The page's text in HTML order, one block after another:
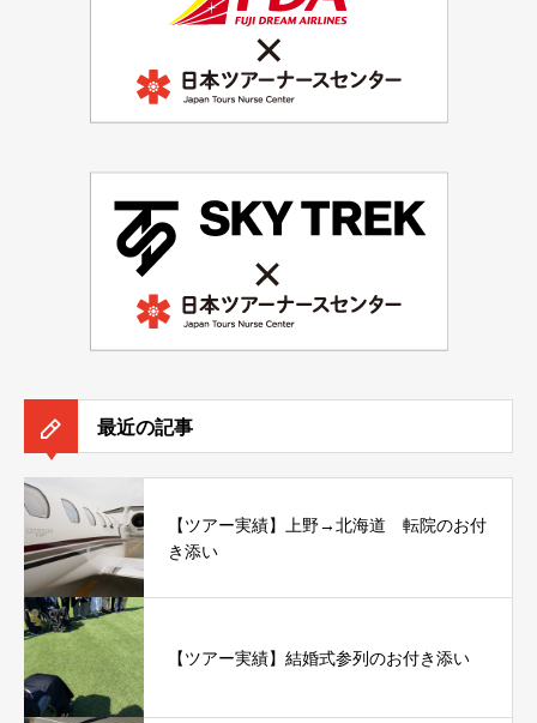
最近の記事
【ツアー実績】上野→北海道 転院のお付
き添い
【ツアー実績】結婚式参列のお付き添い